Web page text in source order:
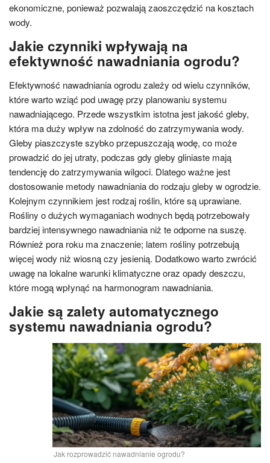
ekonomiczne, ponieważ pozwalają zaoszczędzić na kosztach
wody.
Jakie czynniki wpływają na
efektywność nawadniania ogrodu?
Efektywność nawadniania ogrodu zależy od wielu czynników,
które warto wziąć pod uwagę przy planowaniu systemu
nawadniającego. Przede wszystkim istotna jest jakość gleby,
która ma duży wpływ na zdolność do zatrzymywania wody.
Gleby piaszczyste szybko przepuszczają wodę, co może
prowadzić do jej utraty, podczas gdy gleby gliniaste mają
tendencję do zatrzymywania wilgoci. Dlatego ważne jest
dostosowanie metody nawadniania do rodzaju gleby w ogrodzie.
Kolejnym czynnikiem jest rodzaj roślin, które są uprawiane.
Rośliny o dużych wymaganiach wodnych będą potrzebowały
bardziej intensywnego nawadniania niż te odporne na suszę.
Również pora roku ma znaczenie; latem rośliny potrzebują
więcej wody niż wiosną czy jesienią. Dodatkowo warto zwrócić
uwagę na lokalne warunki klimatyczne oraz opady deszczu,
które mogą wpłynąć na harmonogram nawadniania.
Jakie są zalety automatycznego
systemu nawadniania ogrodu?
Jak rozprowadzić nawadnianie ogrodu?